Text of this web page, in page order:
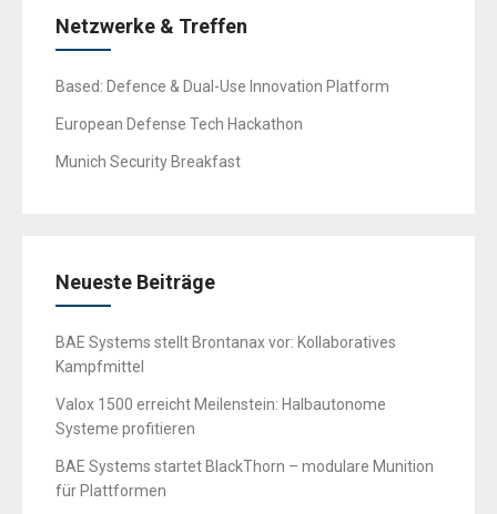
Netzwerke & Treffen
Based: Defence & Dual-Use Innovation Platform
European Defense Tech Hackathon
Munich Security Breakfast
Neueste Beiträge
BAE Systems stellt Brontanax vor: Kollaboratives
Kampfmittel
Valox 1500 erreicht Meilenstein: Halbautonome
Systeme profitieren
BAE Systems startet BlackThorn – modulare Munition
für Plattformen